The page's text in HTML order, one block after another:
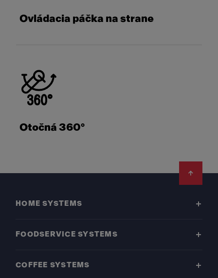
Ovládacia páčka na strane
Otočná 360°
HOME SYSTEMS
FOODSERVICE SYSTEMS
COFFEE SYSTEMS